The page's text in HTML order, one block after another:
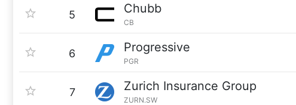
5 Chubb
CB
6 Progressive
PGR
7 Zurich Insurance Group
ZURN.SW